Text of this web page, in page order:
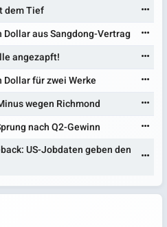
dem Tief
aus Sangdong-Vertrag
angezapft!
für zwei Werke
wegen Richmond
nach Q2-Gewinn
US-Jobdaten geben den